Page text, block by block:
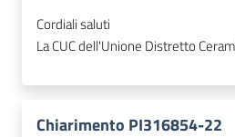
Cordiali saluti
La CUC dell'Unione Distretto
Chiarimento PI316854-22